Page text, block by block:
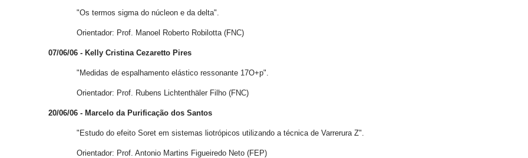
"Os termos sigma do núcleon e da delta".
Orientador: Prof. Manoel Roberto Robilotta (FNC)
07/06/06 - Kelly Cristina Cezaretto Pires
"Medidas de espalhamento elástico ressonante 17O+p".
Orientador: Prof. Rubens Lichtenthäler Filho (FNC)
20/06/06 - Marcelo da Purificação dos Santos
"Estudo do efeito Soret em sistemas liotrópicos utilizando a técnica de Varrerura Z".
Orientador: Prof. Antonio Martins Figueiredo Neto (FEP)